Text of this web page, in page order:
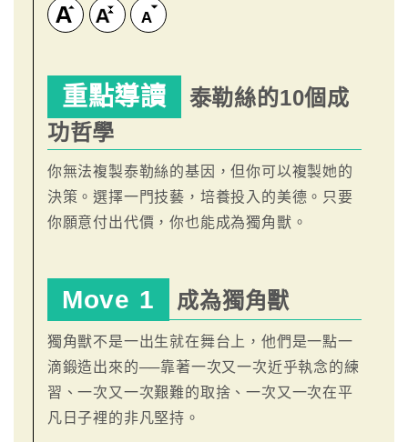
重點導讀
泰勒絲的10個成
功哲學
你無法複製泰勒絲的基因，但你可以複製她的
決策。選擇一門技藝，培養投入的美德。只要
你願意付出代價，你也能成為獨角獸。
Move 1 成為獨角獸
獨角獸不是一出生就在舞台上，他們是一點一
滴鍛造出來的──靠著一次又一次近乎執念的練
習、一次又一次艱難的取捨、一次又一次在平
凡日子裡的非凡堅持。